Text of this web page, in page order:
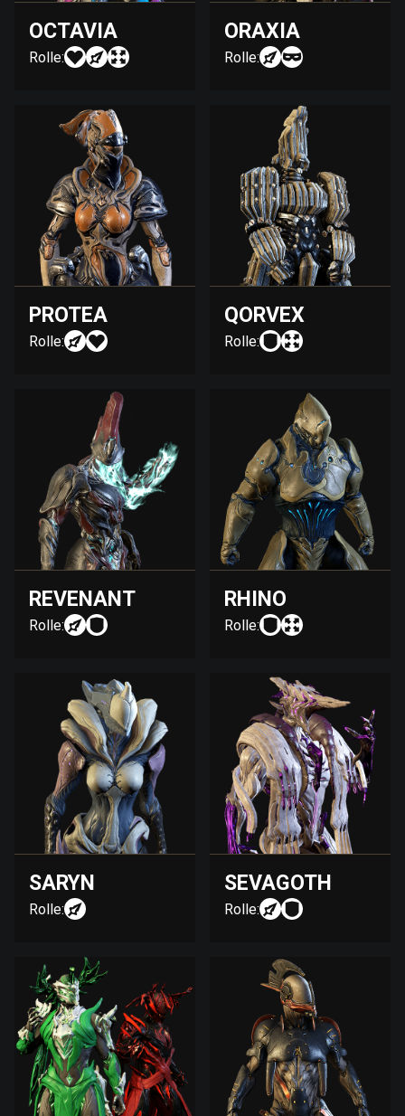
OCTAVIA
Rolle:
ORAXIA
Rolle:
PROTEA
Rolle:
QORVEX
Rolle:
REVENANT
Rolle:
RHINO
Rolle:
SARYN
Rolle:
SEVAGOTH
Rolle: